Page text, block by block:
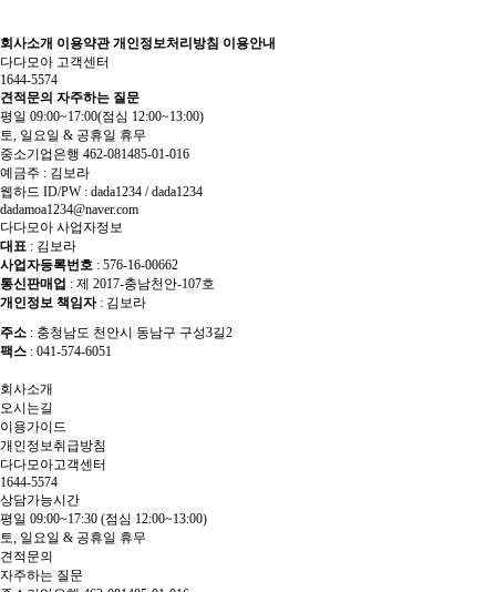
회사소개 이용약관 개인정보처리방침 이용안내
다다모아 고객센터
1644-5574
견적문의 자주하는 질문
평일 09:00~17:00(점심 12:00~13:00)
토, 일요일 & 공휴일 휴무
중소기업은행 462-081485-01-016
예금주 : 김보라
웹하드 ID/PW : dada1234 / dada1234
dadamoa1234@naver.com
다다모아 사업자정보
대표 : 김보라
사업자등록번호 : 576-16-00662
통신판매업 : 제 2017-충남천안-107호
개인정보 책임자: 김보라
주소 : 충청남도 천안시 동남구 구성3길2
팩스 : 041-574-6051
회사소개
오시는길
이용가이드
개인정보취급방침
다다모아고객센터
1644-5574
상담가능시간
평일 09:00~17:30 (점심 12:00~13:00)
토, 일요일 & 공휴일 휴무
견적문의
자주하는 질문